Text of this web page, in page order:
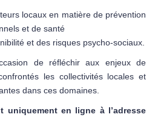
locaux en matière de prévention
et de santé
et des risques psycho-sociaux.
de réfléchir aux enjeux de
les collectivités locales et
dans ces domaines.
uniquement en ligne à l’adresse